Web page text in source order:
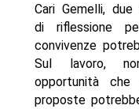
Cari Gemelli,
di riflessione
convivenze
Sul lavoro,
opportunità
proposte